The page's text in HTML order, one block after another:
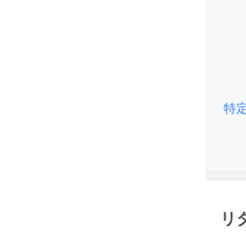
特
リ